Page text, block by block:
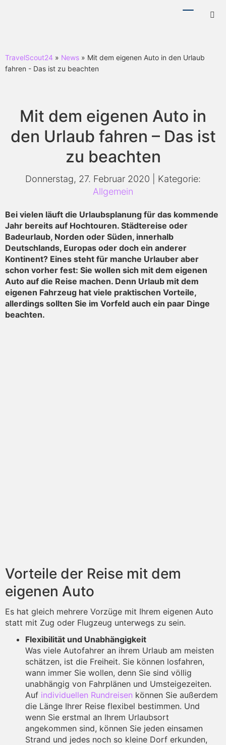
TravelScout24 » News » Mit dem eigenen Auto in den Urlaub
fahren - Das ist zu beachten
Mit dem eigenen Auto in
den Urlaub fahren – Das ist
zu beachten
Donnerstag, 27. Februar 2020 | Kategorie:
Allgemein
Bei vielen läuft die Urlaubsplanung für das kommende
Jahr bereits auf Hochtouren. Städtereise oder
Badeurlaub, Norden oder Süden, innerhalb
Deutschlands, Europas oder doch ein anderer
Kontinent? Eines steht für manche Urlauber aber
schon vorher fest: Sie wollen sich mit dem eigenen
Auto auf die Reise machen. Denn Urlaub mit dem
eigenen Fahrzeug hat viele praktischen Vorteile,
allerdings sollten Sie im Vorfeld auch ein paar Dinge
beachten.
Vorteile der Reise mit dem
eigenen Auto
Es hat gleich mehrere Vorzüge mit Ihrem eigenen Auto
statt mit Zug oder Flugzeug unterwegs zu sein.
Flexibilität und Unabhängigkeit
Was viele Autofahrer an ihrem Urlaub am meisten
schätzen, ist die Freiheit. Sie können losfahren,
wann immer Sie wollen, denn Sie sind völlig
unabhängig von Fahrplänen und Umsteigezeiten.
Auf individuellen Rundreisen können Sie außerdem
die Länge Ihrer Reise flexibel bestimmen. Und
wenn Sie erstmal an Ihrem Urlaubsort
angekommen sind, können Sie jeden einsamen
Strand und jedes noch so kleine Dorf erkunden,